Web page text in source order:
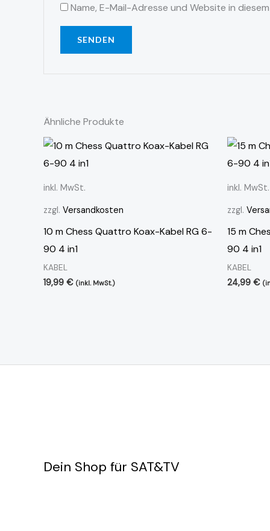
Name, E-Mail-Adresse und Website in
Ähnliche Produkte
inkl. MwSt.
zzgl. Versandkosten
10 m Chess Quattro Koax-Kabel RG 6-
90 4 in1
KABEL
19,99 € (inkl. MwSt.)
inkl. MwSt.
zzgl.
15 m
90 4 in1
KABEL
24,99 €
Dein Shop für SAT&TV